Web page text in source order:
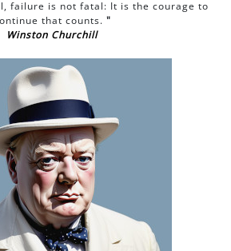
failure is not fatal: It is the courage to
that counts. "
Winston Churchill